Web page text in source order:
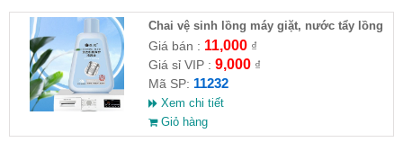
Chai vệ sinh lồng máy giặt, nước tẩy lồng
máy giặt CLEANING FLUID
Giá bán : 11,000₫
Giá sỉ VIP : 9,000₫
Mã SP: 11232
Xem chi tiết
Giỏ hàng